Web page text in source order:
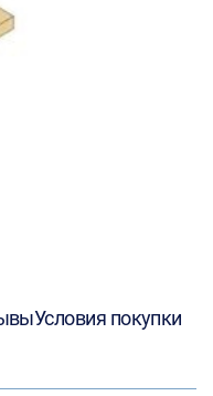
Условия покупки